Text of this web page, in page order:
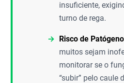
insuficiente,
turno de rega.
Risco de
muitos sejam
monitorar se o
“subir” pelo caule